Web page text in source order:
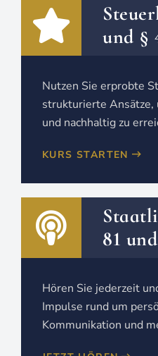
und §
Nutzen Sie erprobte
strukturierte Ansätze,
und nachhaltig zu
KURS STARTEN
81
Hören Sie jederzeit
Impulse rund um
Kommunikation und